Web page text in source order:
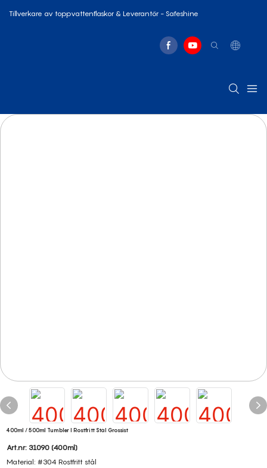
Tillverkare av toppvattenflaskor & Leverantör - Safeshine
400ml / 500ml Tumbler I Rostfritt Stål Grossist
Art.nr: 31090 (400ml)
Material: #304 Rostfritt stål